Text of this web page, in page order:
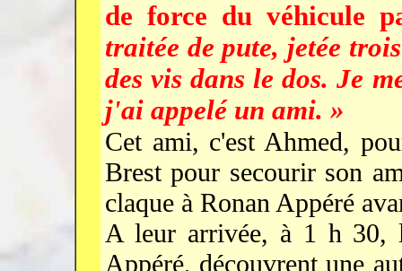
de force du véhicule
traitée de pute, jetée
des vis dans le dos. Je
j'ai appelé un ami. »
Cet ami, c'est Ahmed,
Brest pour secourir son
claque à Ronan Appéré
A leur arrivée, à 1 h 30,
Appéré, découvrent une